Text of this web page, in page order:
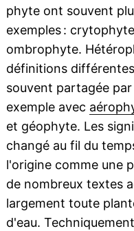
phyte ont souvent
exemples :
ombrophyte.
définitions
souvent partagée
exemple avec
et géophyte. Les
changé au fil du
l'origine comme une
de nombreux textes
largement toute
d'eau.